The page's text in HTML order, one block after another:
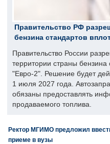
Правительство РФ
бензина стандартов
Правительство России
территории страны бензина
"Евро-2". Решение будет
1 июля 2027 года.
обязаны предоставлять
продаваемого топлива.
Ректор МГИМО предложил
приеме в вузы